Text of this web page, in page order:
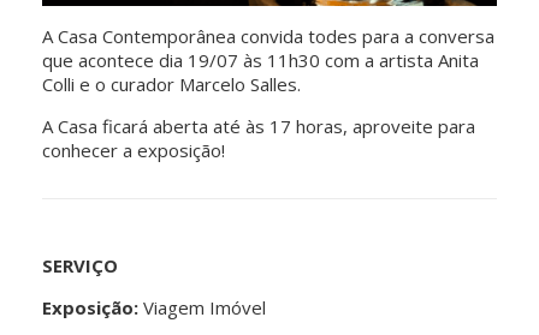
A Casa Contemporânea convida todes para a conversa
que acontece dia 19/07 às 11h30 com a artista Anita
Colli e o curador Marcelo Salles.
A Casa ficará aberta até às 17 horas, aproveite para
conhecer a exposição!
SERVIÇO
Exposição: Viagem Imóvel